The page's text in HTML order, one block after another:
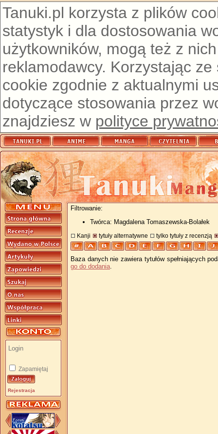
Tanuki.pl korzysta z plików
statystyk i dla dostosowania
użytkowników, mogą też z
reklamodawcy. Korzystając
cookie zgodnie z aktualnymi
dotyczące stosowania przez
znajdziesz w polityce
Zapamiętaj
Rejestracja
Filtrowanie:
Twórca: Magdalena Tomaszewska-Bolałek
Kanji tytuły alternatywne tylko tytuły z recenzją
Baza danych nie zawiera tytułów spełniających
go do dodania.